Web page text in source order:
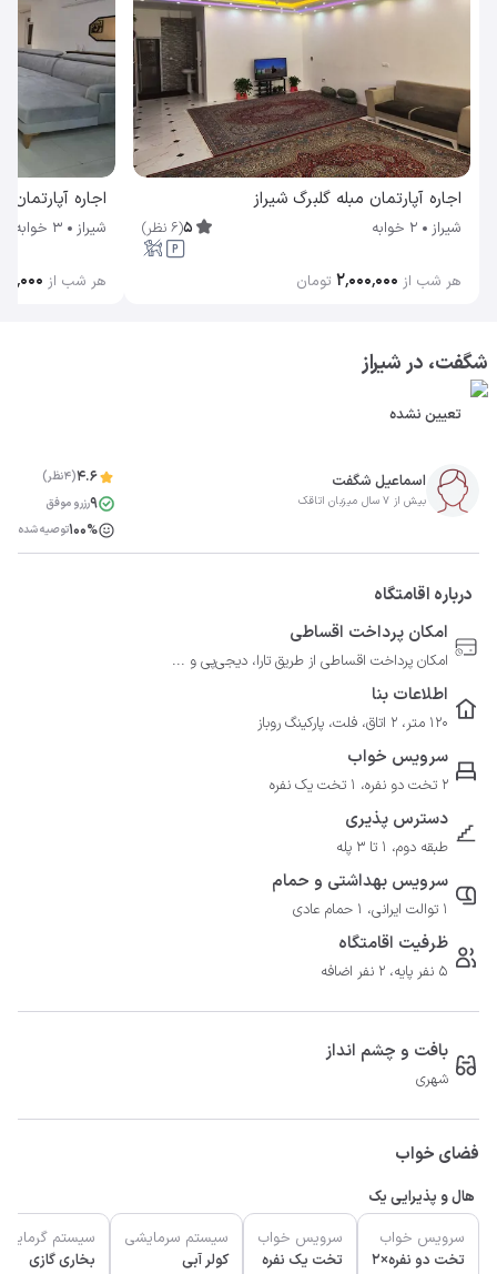
اجاره آپارتمان مبله گلبرگ شیراز
شیراز 2 خوابه 5
(
6 نظر)
هر شب از ۲٬۰۰۰٬۰۰۰ تومان
اجاره
شیراز 3 خوابه
هر شب از
شگفت، در شیراز
تعیین نشده
اسماعیل شگفت
بیش از 7 سال میزبان اتاقک
4.6(4نظر)
9رزرو موفق
100%توصیه شده
درباره اقامتگاه
امکان پرداخت اقساطی
امکان پرداخت اقساطی از طریق تارا، دیجی‌پی و ...
اطلاعات بنا
120 متر، 2 اتاق، فلت، پارکینگ روباز
سرویس خواب
2 تخت دو نفره، 1 تخت یک نفره
دسترس پذیری
طبقه دوم، 1 تا 3 پله
سرویس بهداشتی و حمام
1 توالت ایرانی، 1 حمام عادی
ظرفیت اقامتگاه
5 نفر پایه، 2 نفر اضافه
بافت و چشم انداز
شهری
فضای خواب
هال و پذیرایی یک
سرویس خواب
تخت دو نفره×2
سرویس خواب
تخت یک نفره
سیستم سرمایشی
کولر آبی
سیستم
بخاری گازی